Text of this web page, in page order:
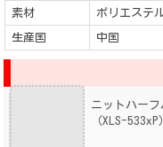
素材 ポリエステ
生産国 中国
ニットハー
（XLS-533xP